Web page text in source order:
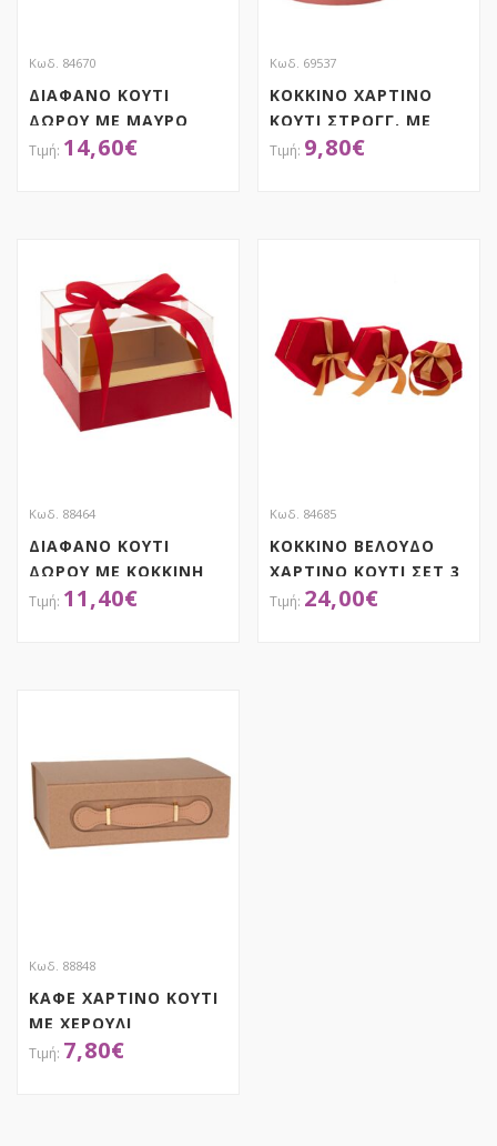
Κωδ. 84670
ΔΙΑΦΑΝΟ ΚΟΥΤΙ
ΔΩΡΟΥ ΜΕ ΜΑΥΡΟ
ΚΑΠΑΚΙ AND ΧΕΡΟΥΛΙ
14,60€
Κωδ. 69537
ΚΟΚΚΙΝΟ ΧΑΡΤΙΝΟ
ΚΟΥΤΙ ΣΤΡΟΓΓ. ΜΕ
ΠΑΡΑΘΥΡΟ Φ20Χ31ΕΚ
9,80€
Κωδ. 88464
ΔΙΑΦΑΝΟ ΚΟΥΤΙ
ΔΩΡΟΥ ΜΕ ΚΟΚΚΙΝΗ
ΒΑΣΗ ΚΑΙ ΚΟΡΔΕΛΑ
11,40€
Κωδ. 84685
ΚΟΚΚΙΝΟ ΒΕΛΟΥΔΟ
ΧΑΡΤΙΝΟ ΚΟΥΤΙ ΣΕΤ 3
30X26X15EK,
24,00€
Κωδ. 88848
ΚΑΦΕ ΧΑΡΤΙΝΟ ΚΟΥΤΙ
ΜΕ ΧΕΡΟΥΛΙ
24Χ18Χ8ΕΚ
7,80€